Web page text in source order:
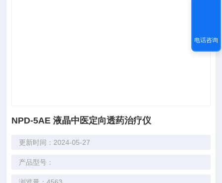
NPD-5AE 液晶中医定向透药治疗仪
更新时间：2024-05-27
产品型号：
电话咨询